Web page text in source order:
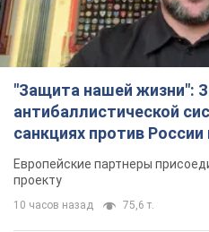
"Защита нашей жизни":
антибаллистической
санкциях против
Видео
Европейские партнеры
проекту
10 часов назад 75,6 т.